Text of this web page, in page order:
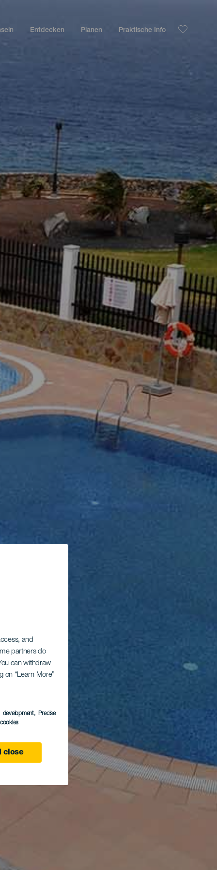
and
partners do
can withdraw
on “Learn More”
development, Precise
close
Entdecken Planen Praktische Info